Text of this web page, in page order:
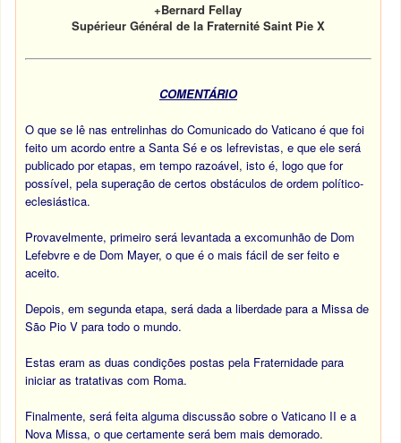
+Bernard Fellay
Supérieur Général de la Fraternité Saint Pie X
COMENTÁRIO
O que se lê nas entrelinhas do Comunicado do Vaticano é que foi
feito um acordo entre a Santa Sé e os lefrevistas, e que ele será
publicado por etapas, em tempo razoável, isto é, logo que for
possível, pela superação de certos obstáculos de ordem político-
eclesiástica.
Provavelmente, primeiro será levantada a excomunhão de Dom
Lefebvre e de Dom Mayer, o que é o mais fácil de ser feito e
aceito.
Depois, em segunda etapa, será dada a liberdade para a Missa de
São Pio V para todo o mundo.
Estas eram as duas condições postas pela Fraternidade para
iniciar as tratativas com Roma.
Finalmente, será feita alguma discussão sobre o Vaticano II e a
Nova Missa, o que certamente será bem mais demorado.